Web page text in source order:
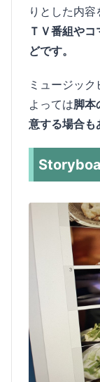
りとした内容
ＴＶ番組や
どです。
ミュージッ
よっては脚本
意する場合も